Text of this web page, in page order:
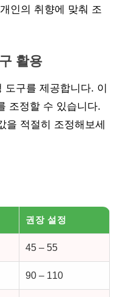
인의 취향에 맞춰 조
활용
도구를 제공합니다. 이
조정할 수 있습니다.
을 적절히 조정해보세
권장 설정
45 – 55
90 – 110